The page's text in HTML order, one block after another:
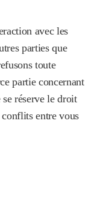
avec les
parties que
toute
partie concernant
réserve le droit
entre vous